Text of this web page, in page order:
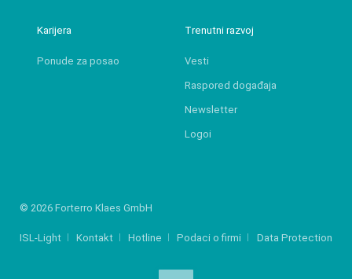
Karijera
Ponude za posao
Trenutni razvoj
Vesti
Raspored događaja
Newsletter
Logoi
© 2026 Forterro Klaes GmbH
ISL-Light Kontakt Hotline Podaci o firmi Data Protection